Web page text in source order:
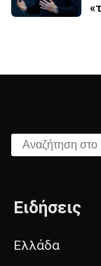
Αναζήτηση στο
Ειδήσεις
Ελλάδα